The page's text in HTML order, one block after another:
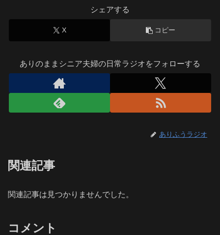
シェアする
X コピー
ありのままシニア夫婦の日常ラジオをフォローする
ありふうラジオ
関連記事
関連記事は見つかりませんでした。
コメント